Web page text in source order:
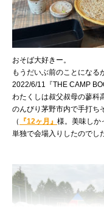
ブース脇のLIVEグッズコー
VIBES棒にウェイ扇にイヤ
その今日やんないやつw
これらが乗っている台はパ
本来マラカスだのタンバリ
おそば大好きー。
もうだいぶ前のことになる
2022/6/11『THE CAMP
わたくしは叔父叔母の蓼科
のんびり茅野市内で手打ち
（
『12ヶ月』 様。美味しか
単独で会場入りしたのでし